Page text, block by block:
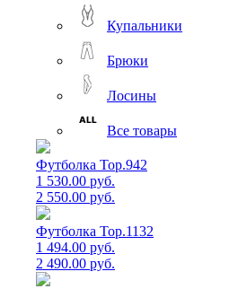
Купальники
Брюки
Лосины
Все товары
Футболка Top.942
1 530.00 руб.
2 550.00 руб.
Футболка Top.1132
1 494.00 руб.
2 490.00 руб.